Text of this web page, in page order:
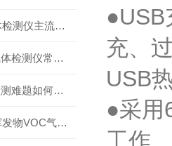
2026年硫化氢气体检测仪主流品牌盘点及选型硬性要求
及时解决在线式气体检测仪常见问题有助于保障人员安全
天然气锅炉烟气监测难题如何解？
2026喷漆房有机挥发物VOC气体报警仪，选型安装全指南
●USB
充、
USB
●采用
工作